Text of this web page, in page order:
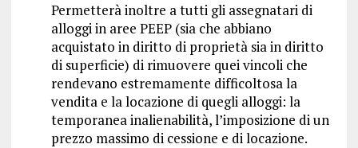
Permetterà inoltre a tutti gli assegnatari di
alloggi in aree PEEP (sia che abbiano
acquistato in diritto di proprietà sia in diritto
di superficie) di rimuovere quei vincoli che
rendevano estremamente difficoltosa la
vendita e la locazione di quegli alloggi: la
temporanea inalienabilità, l’imposizione di un
prezzo massimo di cessione e di locazione.